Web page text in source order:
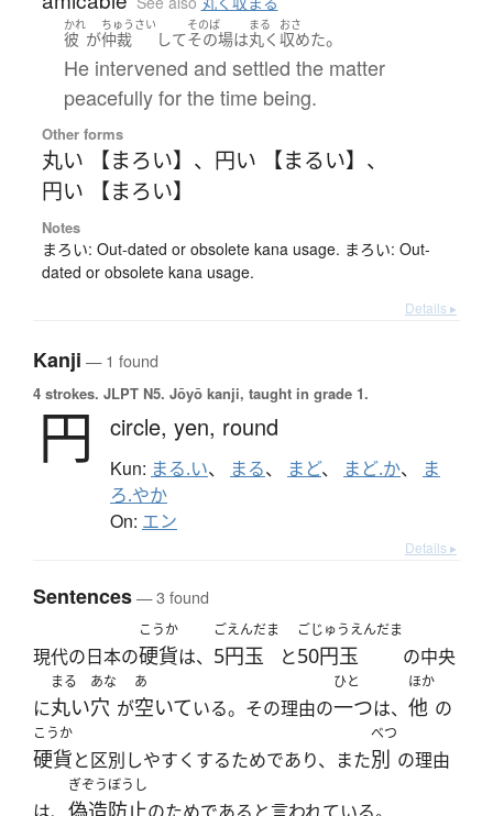
かれ
彼 が
ちゅうさい
仲裁 して
そのば
その場は
まる
丸く
おさ
収めた。
He intervened and settled the matter
peacefully for the time being.
Other forms
丸い 【まろい】 、 円い 【まるい】 、
円い 【まろい】
Notes
まろい: Out-dated or obsolete kana usage. まろい: Out-
dated or obsolete kana usage.
Details ▸
Kanji — 1 found
4 strokes. JLPT N5. Jōyō kanji, taught in grade 1.
円 circle, yen, round
Kun: まる.い、 まる、 まど、 まど.か、
ま
ろ.やか
On: エン
Details ▸
Sentences— 3 found
現代の日本の
こうか
硬貨は、
ごえんだま
5円玉 と
ごじゅうえんだま
50円玉 の中央
に
まる
丸い
あな
穴 が
あ
空いている。その理由の
ひと
一つは、
ほか
他 の
こうか
硬貨と区別しやすくするためであり、また
べつ
別 の理由
ぎぞうぼうし
偽造防止